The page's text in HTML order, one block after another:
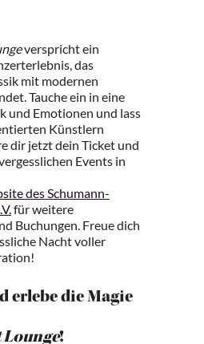
verspricht ein
das
mit modernen
Tauche ein in eine
und Emotionen und lass
Künstlern
dir jetzt dein Ticket und
Events in
des Schumann-
für weitere
Buchungen. Freue dich
Nacht voller
erlebe die Magie
Lounge!